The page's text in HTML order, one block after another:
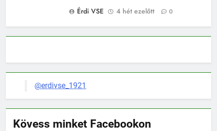
Érdi VSE
4 hét ezelőtt 0
@erdivse_1921
Kövess minket Facebookon